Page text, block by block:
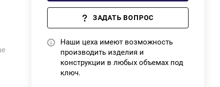
ЗАДАТЬ ВОПРОС
Наши цеха имеют возможность
производить изделия и
конструкции в любых объемах под
ключ.